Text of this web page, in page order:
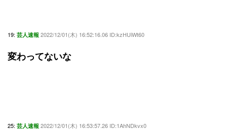
19: 芸人速報 2022/12/01(木) 16:52:16.06 ID:kzHUiWt60
変わってないな
25: 芸人速報 2022/12/01(木) 16:53:57.26 ID:1AhNDkvx0